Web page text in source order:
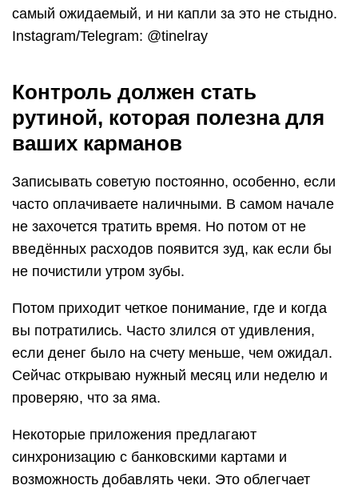
самый ожидаемый, и ни капли за это не стыдно.
Instagram/Telegram: @tinelray
Контроль должен стать
рутиной, которая полезна для
ваших карманов
Записывать советую постоянно, особенно, если
часто оплачиваете наличными. В самом начале
не захочется тратить время. Но потом от не
введённых расходов появится зуд, как если бы
не почистили утром зубы.
Потом приходит четкое понимание, где и когда
вы потратились. Часто злился от удивления,
если денег было на счету меньше, чем ожидал.
Сейчас открываю нужный месяц или неделю и
проверяю, что за яма.
Некоторые приложения предлагают
синхронизацию с банковскими картами и
возможность добавлять чеки. Это облегчает